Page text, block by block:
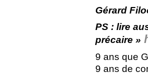
Gérard
PS : lire
précaire »
9 ans que
9 ans de